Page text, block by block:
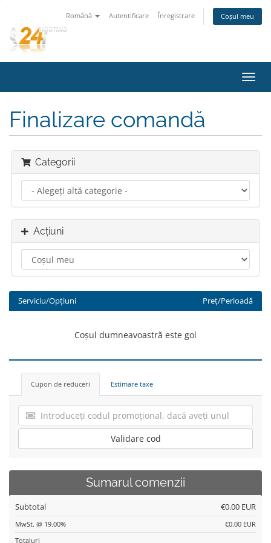
Română Autentificare Înregistrare Coșul meu
Finalizare comandă
Categorii
Acțiuni
Serviciu/Opțiuni Preț/Perioadă
Coșul dumneavoastră este gol
Cupon de reduceri Estimare taxe
Validare cod
Sumarul comenzii
Subtotal €0.00 EUR
MwSt. @ 19.00%
€0.00 EUR
Totaluri